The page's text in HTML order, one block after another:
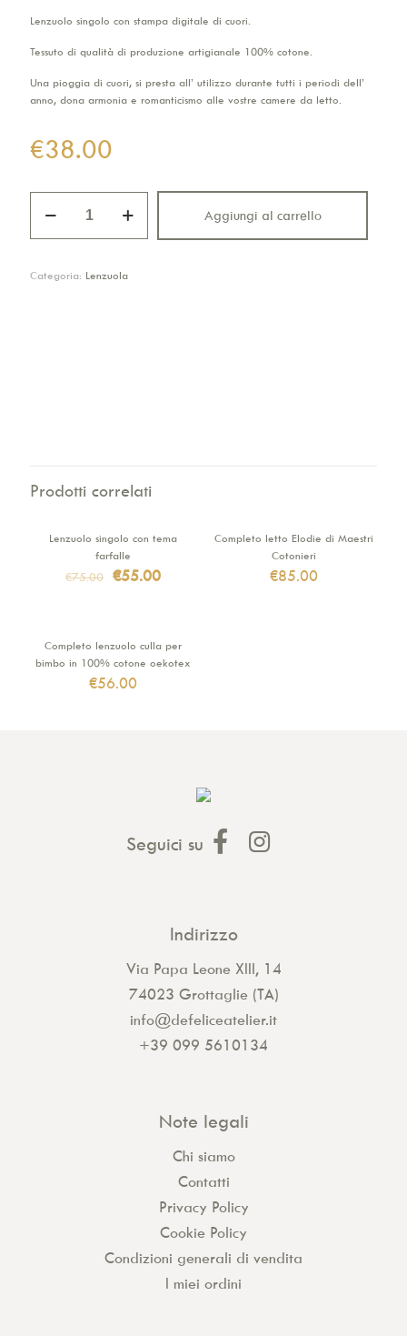
Lenzuolo singolo con stampa digitale di cuori.
Tessuto di qualità di produzione artigianale 100% cotone.
Una pioggia di cuori, si presta all’ utilizzo durante tutti i periodi dell’
anno, dona armonia e romanticismo alle vostre camere da letto.
€38.00
singolo
Aggiungi al carrello
Categoria: Lenzuola
Prodotti correlati
IN VENDITA
Lenzuolo singolo con tema
farfalle
€75.00
Il
€75.00.
€55.00Il
€55.00.
Completo letto Elodie di Maestri
Cotonieri
€85.00
Completo lenzuolo culla per
bimbo in 100% cotone oekotex
€56.00
Seguici su
Indirizzo
Via Papa Leone XIII, 14
74023 Grottaglie (TA)
info@defeliceatelier.it
+39 099 5610134
Note legali
Chi siamo
Contatti
Privacy Policy
Cookie Policy
Condizioni generali di vendita
I miei ordini